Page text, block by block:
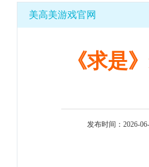
美高美游戏官网
《求是
发布时间：2026-